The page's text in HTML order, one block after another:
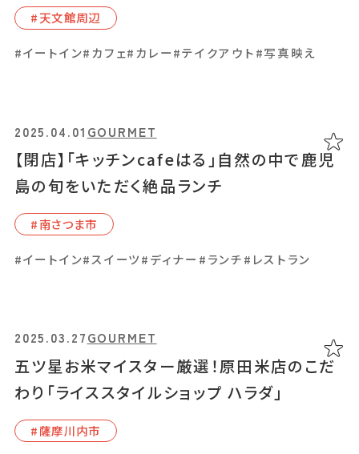
#天⽂館周辺
#イートイン#カフェ#カレー#テイクアウト#写真映え
【閉店】「キッチンcafeはる」自然の中で鹿児
島の旬をいただく絶品ランチ
2025.04.01 GOURMET
#南さつま市
#イートイン#スイーツ#ディナー #ランチ#レストラン
五ツ星お米マイスター厳選！原田米店のこだ
わり「ライススタイルショップ ハラダ」
2025.03.27GOURMET
#薩摩川内市
る「soak」
#⽇置市
子ども連れにもやさしい創作和食の店
「meshiya park108」。多彩なランチやスイ
2025.02.10GOURMET
朝から幸せいっぱい！甲突川沿いの「ヒカル
2025.01.17 GOURMET